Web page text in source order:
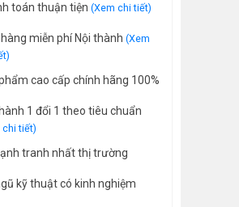
toán thuận tiện (Xem chi tiết)
miễn phí Nội thành (Xem
cao cấp chính hãng 100%
1 đổi 1 theo tiêu chuẩn
chi tiết)
tranh nhất thị trường
kỹ thuật có kinh nghiệm